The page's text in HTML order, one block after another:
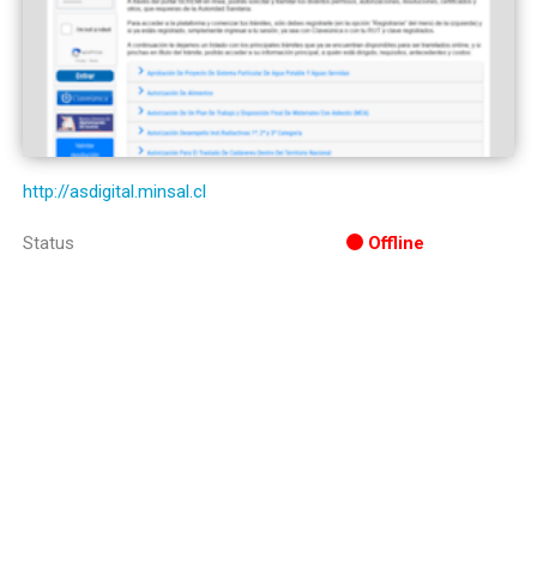
http://asdigital.minsal.cl
Status Offline